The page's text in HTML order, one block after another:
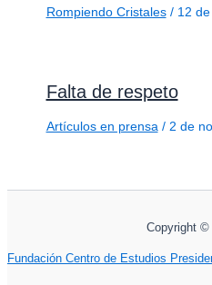
Rompiendo Cristales/ 12
Falta de respeto
Artículos en prensa / 2 de
Copyright ©
Fundación Centro de Estudios